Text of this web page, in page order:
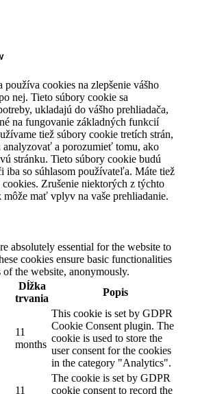
používa cookies na zlepšenie vášho
nej. Tieto súbory cookie sa
ukladajú do vášho prehliadača,
na fungovanie základných funkcií
tiež súbory cookie tretích strán,
analyzovať a porozumieť tomu, ako
stránku. Tieto súbory cookie budú
iba so súhlasom používateľa. Máte tiež
Zrušenie niektorých z týchto
mať vplyv na vaše prehliadanie.
absolutely essential for the website to
cookies ensure basic functionalities
of the website, anonymously.
Dĺžka
trvania
Popis
11
months
This cookie is set by GDPR
Cookie Consent plugin. The
cookie is used to store the
user consent for the cookies
in the category "Analytics".
11
The cookie is set by GDPR
cookie consent to record the